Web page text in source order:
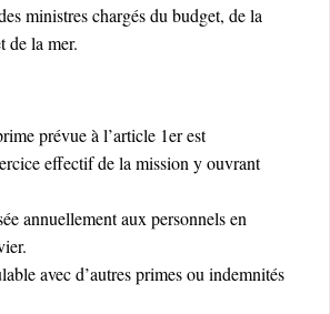
ministres chargés du budget, de la
de la mer.
prévue à l’article 1er est
effectif de la mission y ouvrant
annuellement aux personnels en
avec d’autres primes ou indemnités